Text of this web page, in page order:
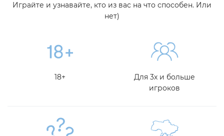
Играйте и узнавайте, кто из вас на что способен. Или
нет)
18+
Для 3х и больше
игроков